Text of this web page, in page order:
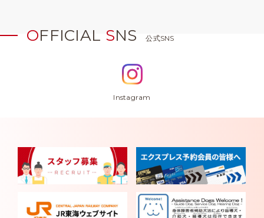
OFFICIAL SNS 公式SNS
Instagram